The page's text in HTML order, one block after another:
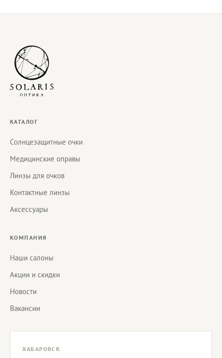
КАТАЛОГ
Солнцезащитные очки
Медицинские оправы
Линзы для очков
Контактные линзы
Аксессуары
КОМПАНИЯ
Наши салоны
Акции и скидки
Новости
Вакансии
ХАБАРОВСК